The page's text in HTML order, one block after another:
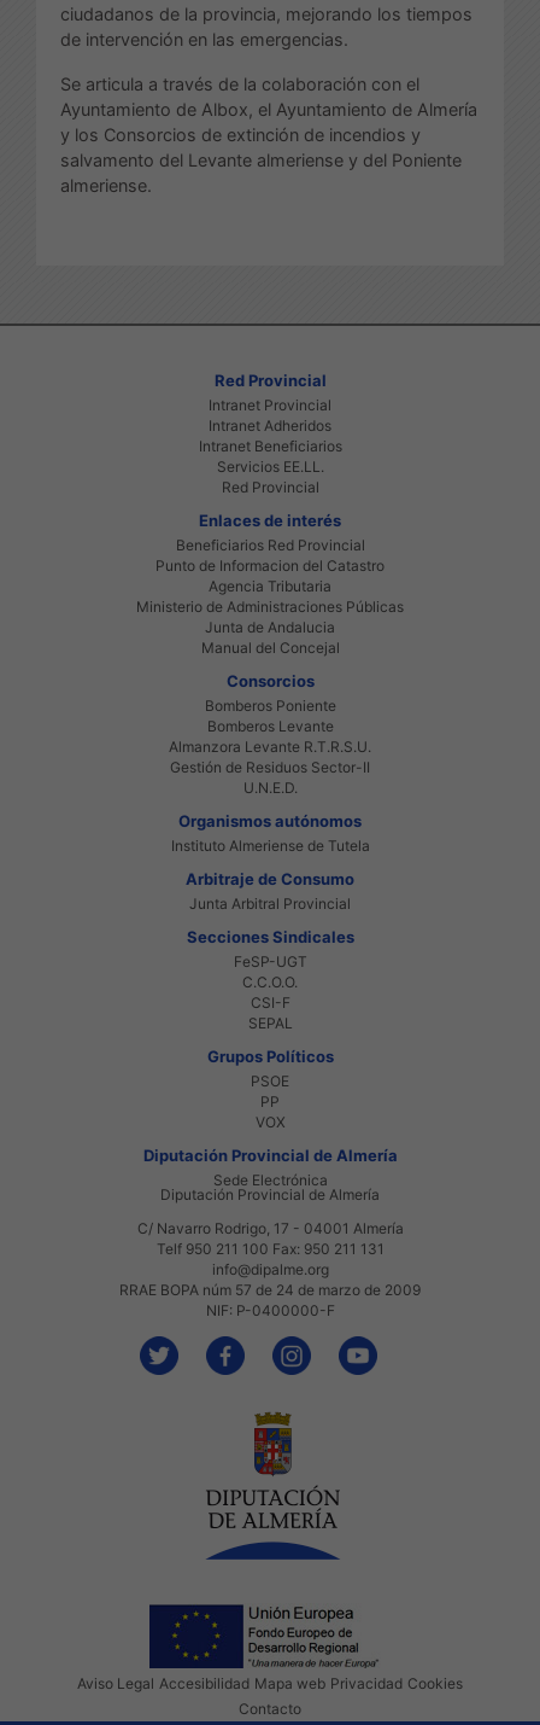
ciudadanos de la provincia, mejorando los tiempos
de intervención en las emergencias.
Se articula a través de la colaboración con el
Ayuntamiento de Albox, el Ayuntamiento de Almería
y los Consorcios de extinción de incendios y
salvamento del Levante almeriense y del Poniente
almeriense.
Red Provincial
Intranet Provincial
Intranet Adheridos
Intranet Beneficiarios
Servicios EE.LL.
Red Provincial
Enlaces de interés
Beneficiarios Red Provincial
Punto de Informacion del Catastro
Agencia Tributaria
Ministerio de Administraciones Públicas
Junta de Andalucia
Manual del Concejal
Consorcios
Bomberos Poniente
Bomberos Levante
Almanzora Levante R.T.R.S.U.
Gestión de Residuos Sector-II
U.N.E.D.
Organismos autónomos
Instituto Almeriense de Tutela
Arbitraje de Consumo
Junta Arbitral Provincial
Secciones Sindicales
FeSP-UGT
C.C.O.O.
CSI-F
SEPAL
Grupos Políticos
PSOE
PP
VOX
Diputación Provincial de Almería
Sede Electrónica
Diputación Provincial de Almería
C/ Navarro Rodrigo, 17 - 04001 Almería
Telf 950 211 100 Fax: 950 211 131
info@dipalme.org
RRAE BOPA núm 57 de 24 de marzo de 2009
NIF: P-0400000-F
Aviso Legal Accesibilidad Mapa web Privacidad Cookies
Contacto